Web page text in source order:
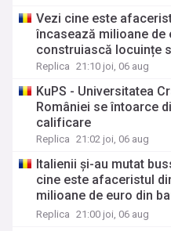
Vezi cine este
încasează milioane de
construiască locuințe
Replica 21:10 joi, 06 aug
KuPS - Universitatea
României se întoarce
calificare
Replica 21:02 joi, 06 aug
Italienii și-au mutat
cine este afaceristul
milioane de euro din
locuințe sociale
Replica 21:00 joi, 06 aug